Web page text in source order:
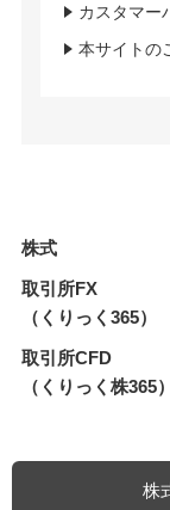
カスタマー
本サイトの
株式
取引所FX
（くりっく365）
取引所CFD
（くりっく株365）
株